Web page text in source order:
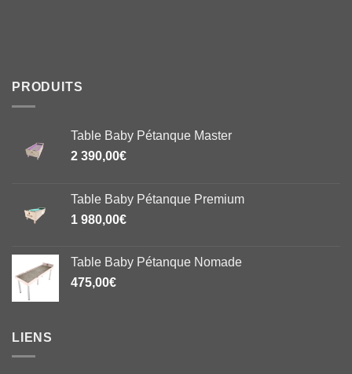
PRODUITS
Table Baby Pétanque Master
2 390,00€
Table Baby Pétanque Premium
1 980,00€
Table Baby Pétanque Nomade
475,00€
LIENS